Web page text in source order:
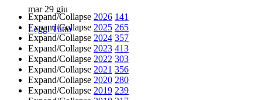
mar 29 giu
Leggi Tutto
Expand/Collapse 2026 141
Expand/Collapse 2025 265
Expand/Collapse 2024 357
Expand/Collapse 2023 413
Expand/Collapse 2022 303
Expand/Collapse 2021 356
Expand/Collapse 2020 280
Expand/Collapse 2019 239